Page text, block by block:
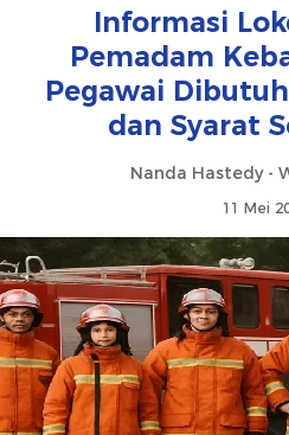
Informasi
Pemadam
Pegawai
dan Syarat
Nanda Hastedy -
11 Mei